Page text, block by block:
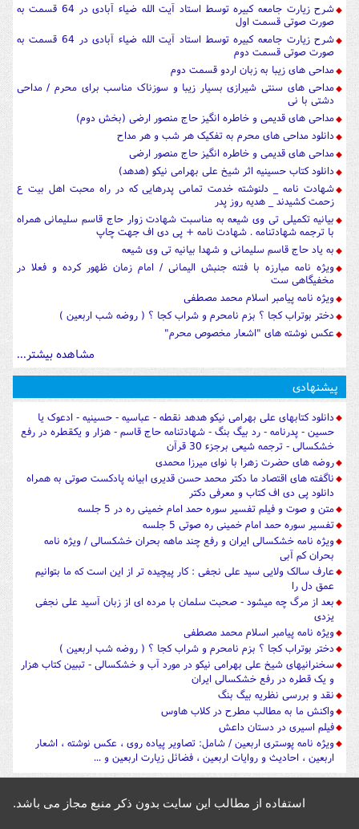
شرح زیارت جامعه کبیره توسط استاد آیت الله ضیاء آبادی در 64 قسمت به
صورت صوتی قسمت اول
شرح زیارت جامعه کبیره توسط استاد آیت الله ضیاء آبادی در 64 قسمت به
صورت صوتی قسمت دوم
مداحی های زیبا به زبان اردو قسمت دوم
مداحی های سنتی شیرازی بسیار زیبا و سوزناک مناسب برای محرم / مداحی
دشتی با نی
مداحی های قدیمی و خاطره انگیز حاج منصور ارضی (بخش دوم)
دانلود مداحی های محرم به تفکیک هر شب و هر مداح
مداحی های قدیمی و خاطره انگیز حاج منصور ارضی
دانلود کتاب حسینیه اثر شیخ علی بهرامی نیکو (هدهد)
شهادت نامه _ دلنوشته خدمت تمامی پدرهایی که در راه محبت اهل بیت ع
زحمت کشیدند _ هدیه روز پدر
بیانیه تکمیلی تی وی شیعه به مناسبت شهادت زوار حاج قاسم سلیمانی همراه
با ترجمه شهادتنامه . شهادت نامه + پی دی اف جهت چاپ
به یاد حاج قاسم سلیمانی و شهدا بیانیه تی وی شیعه
ویژه نامه مبارزه با فتنه جنبش الیمانی / امام زمان ظهور کرده و فعلا در
مخفیگاهی ست
ویژه نامه پیامبر اسلام محمد مصطفی
دختر بوتراب کجا ؟ بزم نامحرم و شراب کجا ؟ ( روضه شب اربعین )
عکس نوشته های "اشعار مخصوص محرم"
مشاهده بیشتر...
پیشنهادی
دانلود کتابهای علی بهرامی نیکو هدهد نقطه - عباسیه - حسینیه - ادعوک یا
حسین - پدرنامه - رد بیگ بنگ - شهادتنامه حاج قاسم - هزار و یکقطره در رفع
خشکسالی - ترجمه شیعی برجزء 30 قرآن
روضه های حضرت زهرا با نوای میرزا محمدی
ناگفته های اقتصاد ما دکتر محمد حسن قدیری ابیانه پادکست صوتی به همراه
دانلود پی دی اف کتاب و معرفی دکتر
متن و صوت و فیلم تفسیر سوره حمد امام خمینی ره در 5 جلسه
تفسیر سوره حمد امام خمینی ره صوتی 5 جلسه
ویژه نامه خشکسالی ایران و رفع چند ماهه بحران خشکسالی / ویژه نامه
بحران کم آبی
عارف سالک ولایی سید علی نجفی : کار پیچیده تر از این است که ما بتوانیم
عمق دل را
بعد از مرگ چه میشود - صحبت سلمان با مرده ای از زبان آسید علی نجفی
یزدی
ویژه نامه پیامبر اسلام محمد مصطفی
دختر بوتراب کجا ؟ بزم نامحرم و شراب کجا ؟ ( روضه شب اربعین )
سخنرانیهای شیخ علی بهرامی نیکو در مورد آب و خشکسالی - تببین کتاب هزار
و یک قطره در رفع خشکسالی ایران
نقد و بررسی نظریه بیگ بنگ
واکنش ما به مطالب مطرح در کلاب هاوس
فیلم اسیری در دستان داعش
ویژه نامه پوستری اربعین / شامل: تصاویر پیاده روی ، عکس نوشته ، اشعار
اربعین ، احادیث و روایات اربعین ، فضائل زیارت اربعین و ...
استفاده از مطالب این سایت بدون ذکر منبع مجاز می باشد.